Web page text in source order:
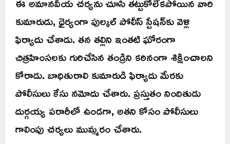
కుమారుడు, ధైర్యంగా పుల్కల్ పోలీస్ స్టేషన్‌కు వెళ్లి
ఫిర్యాదు చేశాడు. తన తల్లిని ఇంతటి ఘోరంగా
చిత్రహింసలకు గురిచేసిన తండ్రిని కఠినంగా శిక్షించాలని
కోరాడు. బాధితురాలి కుమారుడి ఫిర్యాదు మేరకు
పోలీసులు కేసు నమోదు చేశారు. ప్రస్తుతం నిందితుడు
దుర్గయ్య పరారీలో ఉండగా, అతని కోసం పోలీసులు
గాలింపు చర్యలు ముమ్మరం చేశారు.